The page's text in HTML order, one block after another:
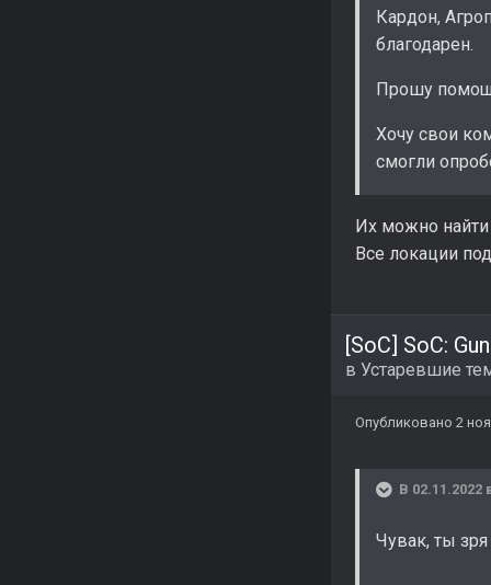
Кардон,
благодарен.
Прошу
Хочу свои
смогли
Их можно
Все локации
[SoC] SoC:
в Устаревшие
Опубликовано 2
В 02.11.2022
Чувак, ты